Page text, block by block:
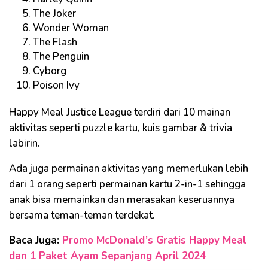
The Joker
Wonder Woman
The Flash
The Penguin
Cyborg
Poison Ivy
Happy Meal Justice League terdiri dari 10 mainan
aktivitas seperti puzzle kartu, kuis gambar & trivia
labirin.
Ada juga permainan aktivitas yang memerlukan lebih
dari 1 orang seperti permainan kartu 2-in-1 sehingga
anak bisa memainkan dan merasakan keseruannya
bersama teman-teman terdekat.
Baca Juga: Promo McDonald’s Gratis Happy Meal
dan 1 Paket Ayam Sepanjang April 2024